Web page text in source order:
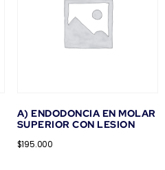
A) ENDODONCIA EN MOLAR
SUPERIOR CON LESION
$195.000